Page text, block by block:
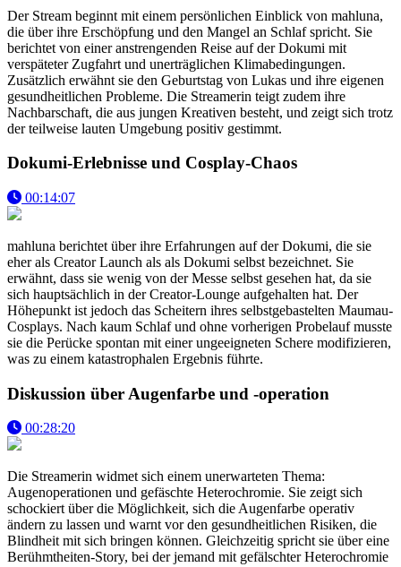
Der Stream beginnt mit einem persönlichen Einblick von mahluna,
die über ihre Erschöpfung und den Mangel an Schlaf spricht. Sie
berichtet von einer anstrengenden Reise auf der Dokumi mit
verspäteter Zugfahrt und unerträglichen Klimabedingungen.
Zusätzlich erwähnt sie den Geburtstag von Lukas und ihre eigenen
gesundheitlichen Probleme. Die Streamerin teigt zudem ihre
Nachbarschaft, die aus jungen Kreativen besteht, und zeigt sich trotz
der teilweise lauten Umgebung positiv gestimmt.
Dokumi-Erlebnisse und Cosplay-Chaos
00:14:07
mahluna berichtet über ihre Erfahrungen auf der Dokumi, die sie
eher als Creator Launch als als Dokumi selbst bezeichnet. Sie
erwähnt, dass sie wenig von der Messe selbst gesehen hat, da sie
sich hauptsächlich in der Creator-Lounge aufgehalten hat. Der
Höhepunkt ist jedoch das Scheitern ihres selbstgebastelten Maumau-
Cosplays. Nach kaum Schlaf und ohne vorherigen Probelauf musste
sie die Perücke spontan mit einer ungeeigneten Schere modifizieren,
was zu einem katastrophalen Ergebnis führte.
Diskussion über Augenfarbe und -operation
00:28:20
Die Streamerin widmet sich einem unerwarteten Thema:
Augenoperationen und gefäschte Heterochromie. Sie zeigt sich
schockiert über die Möglichkeit, sich die Augenfarbe operativ
ändern zu lassen und warnt vor den gesundheitlichen Risiken, die
Blindheit mit sich bringen können. Gleichzeitig spricht sie über eine
Berühmtheiten-Story, bei der jemand mit gefälschter Heterochromie